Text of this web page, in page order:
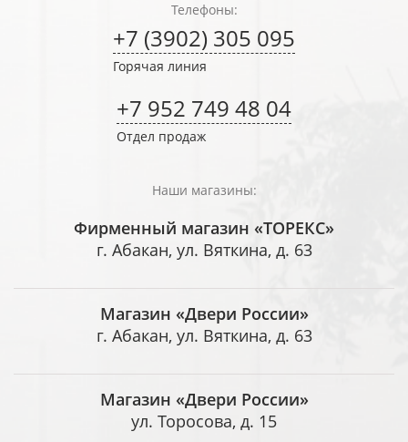
Телефоны:
+7 (3902) 305 095
Горячая линия
+7 952 749 48 04
Отдел продаж
Наши магазины:
Фирменный магазин «ТОРЕКС»
г. Абакан, ул. Вяткина, д. 63
Магазин «Двери России»
г. Абакан, ул. Вяткина, д. 63
Магазин «Двери России»
ул. Торосова, д. 15